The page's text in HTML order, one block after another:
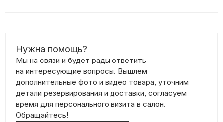
Нужна помощь?
Мы на связи и будет рады ответить
на интересующие вопросы. Вышлем
дополнительные фото и видео товара, уточним
детали резервирования и доставки, согласуем
время для персонального визита в салон.
Обращайтесь!